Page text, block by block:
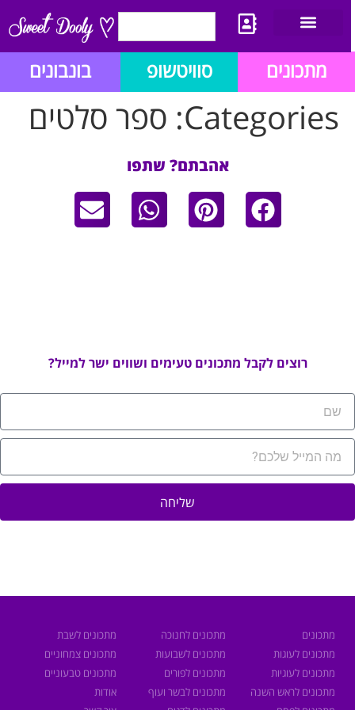
מתכונים סוויטשופ בונבונים
Categories: ספר סלטים
אהבתם? שתפו
רוצים לקבל מתכונים טעימים ושווים ישר למייל?
שליחה
מתכונים
מתכונים לעוגות
מתכונים לעוגיות
מתכונים לראש השנה
מתכונים לחנוכה
מתכונים לשבועות
מתכונים לפורים
מתכונים לבשר ועוף
מתכונים לשבת
מתכונים צמחוניים
מתכונים טבעוניים
אודות